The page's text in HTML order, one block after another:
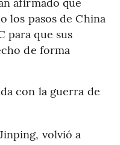
los pasos de China
para que sus
de forma
con la guerra de
volvió a